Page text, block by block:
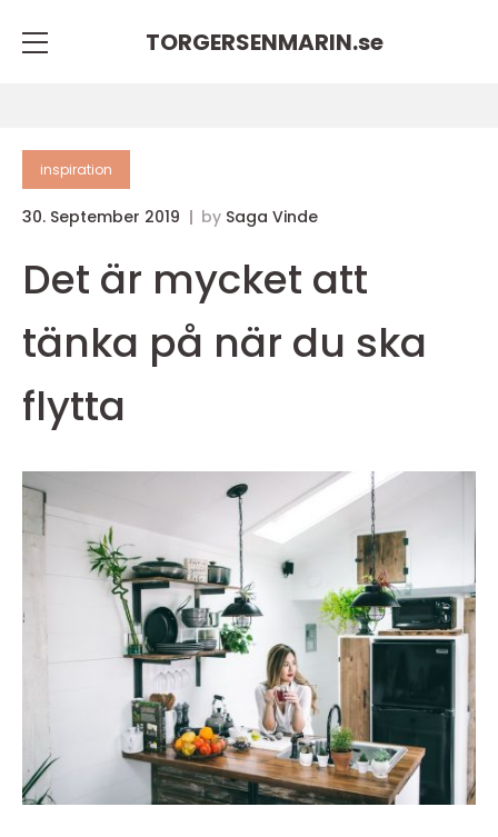
TORGERSENMARIN.se
inspiration
30. September 2019 by Saga Vinde
Det är mycket att
tänka på när du ska
flytta